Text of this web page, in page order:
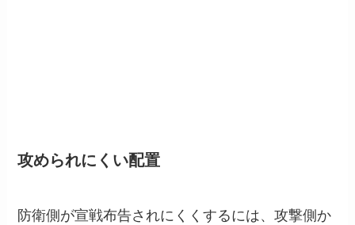
攻められにくい配置
防衛側が宣戦布告されにくくするには、攻撃側か